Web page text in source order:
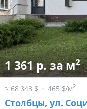
1 361 р. за м2
≈ 68 343 $ 465 $/м2
Столбцы, ул.